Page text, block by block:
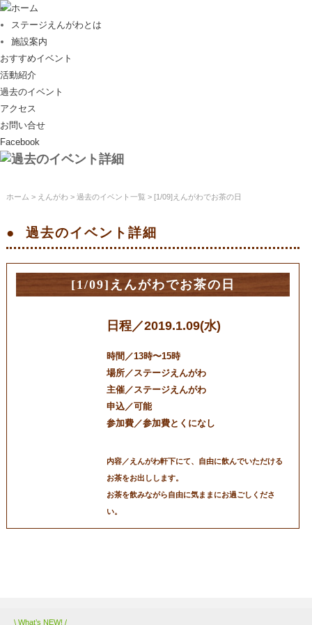
ホーム
ステージえんがわとは
施設案内
おすすめイベント
活動紹介
過去のイベント
アクセス
お問い合せ
Facebook
ホーム > えんがわ> 過去のイベント一覧 > [1/09]えんがわでお茶の日
過去のイベント 詳細
[1/09]えんがわでお茶の日
日程／2019.1.09(水)
時間／13時〜15時
場所／ステージえんがわ
主催／ステージえんがわ
申込／可能
参加費／参加費とくになし
内容／えんがわ軒下にて、自由に飲んでいただける
お茶をお出しします。
お茶を飲みながら自由に気ままにお過ごしくださ
い。
\ What’s NEW! /